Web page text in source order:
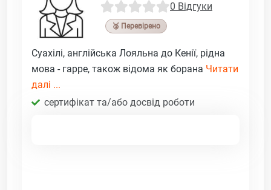
0 Відгуки
🥉 Перевірено
Суахілі, англійська Лояльна до Кенії, рідна
мова - гарре, також відома як борана Читати
далі ...
сертифікат та/або досвід роботи